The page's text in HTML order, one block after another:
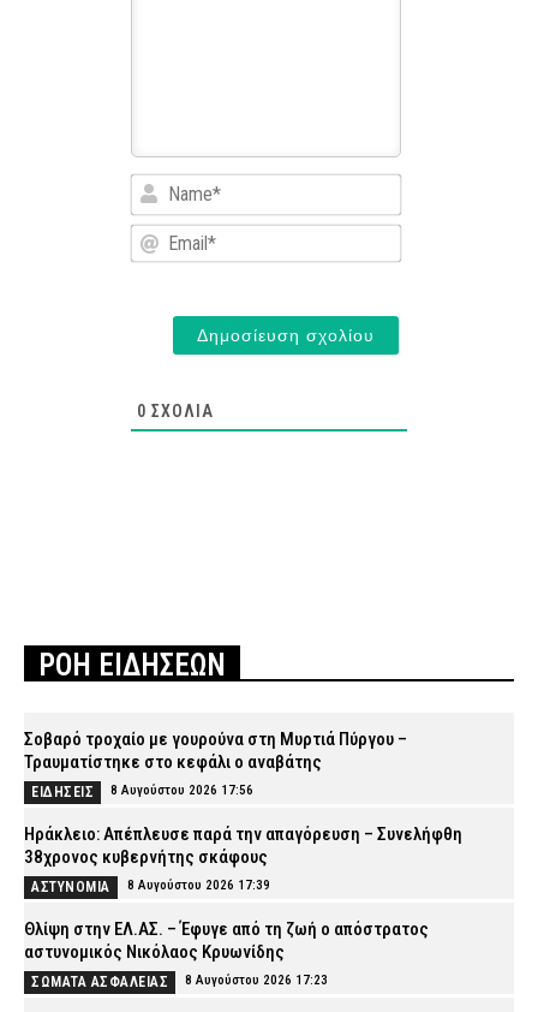
Name*
Email*
0 ΣΧΌΛΙΑ
ΡΟΗ ΕΙΔΗΣΕΩΝ
Σοβαρό τροχαίο με γουρούνα στη Μυρτιά Πύργου –
Τραυματίστηκε στο κεφάλι ο αναβάτης
ΕΙΔΗΣΕΙΣ 8 Αυγούστου 2026 17:56
Ηράκλειο: Απέπλευσε παρά την απαγόρευση – Συνελήφθη
38χρονος κυβερνήτης σκάφους
ΑΣΤΥΝΟΜΙΑ 8 Αυγούστου 2026 17:39
Θλίψη στην ΕΛ.ΑΣ. – Έφυγε από τη ζωή ο απόστρατος
αστυνομικός Νικόλαος Κρυωνίδης
ΣΩΜΑΤΑ ΑΣΦΑΛΕΙΑΣ 8 Αυγούστου 2026 17:23